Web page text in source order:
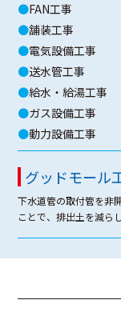
●FAN工事
●舗装工事
●電気設備工事
●送水管工事
●給水・給湯工事
●ガス設備工事
●動力設備工事
グッドモール
下水道管の取付管を非
ことで、排出土を減ら